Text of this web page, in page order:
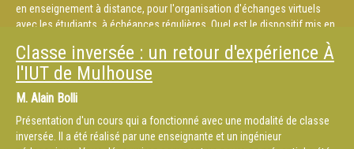
en enseignement à distance, pour l'organisation d'échanges virtuels
avec les étudiants, à échéances régulières. Quel est le dispositif mis en
leur impact sur la relation entre enseignant et étudiant à distance ?
Quelles sont les éventuelles contraintes ?
l'utilisation de Skope comme classe virtuelle dans le cadre de
l'enseignement à distance en Allemand, par Aurélie Choné (MCF, HDR –
Faculté des langues, responsable pédagogique de ce cursus) et
Classe inversée : un retour d'expérience À
l'IUT de Mulhouse
M. Alain Bolli
Présentation d'un cours qui a fonctionné avec une modalité de classe
inversée. Il a été réalisé par une enseignante et un ingénieur